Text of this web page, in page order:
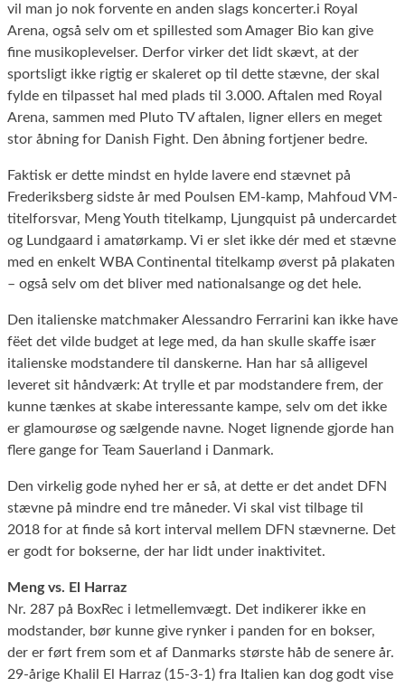
vil man jo nok forvente en anden slags koncerter.i Royal
Arena, også selv om et spillested som Amager Bio kan give
fine musikoplevelser. Derfor virker det lidt skævt, at der
sportsligt ikke rigtig er skaleret op til dette stævne, der skal
fylde en tilpasset hal med plads til 3.000. Aftalen med Royal
Arena, sammen med Pluto TV aftalen, ligner ellers en meget
stor åbning for Danish Fight. Den åbning fortjener bedre.
Faktisk er dette mindst en hylde lavere end stævnet på
Frederiksberg sidste år med Poulsen EM-kamp, Mahfoud VM-
titelforsvar, Meng Youth titelkamp, Ljungquist på undercardet
og Lundgaard i amatørkamp. Vi er slet ikke dér med et stævne
med en enkelt WBA Continental titelkamp øverst på plakaten
– også selv om det bliver med nationalsange og det hele.
Den italienske matchmaker Alessandro Ferrarini kan ikke have
fëet det vilde budget at lege med, da han skulle skaffe især
italienske modstandere til danskerne. Han har så alligevel
leveret sit håndværk: At trylle et par modstandere frem, der
kunne tænkes at skabe interessante kampe, selv om det ikke
er glamourøse og sælgende navne. Noget lignende gjorde han
flere gange for Team Sauerland i Danmark.
Den virkelig gode nyhed her er så, at dette er det andet DFN
stævne på mindre end tre måneder. Vi skal vist tilbage til
2018 for at finde så kort interval mellem DFN stævnerne. Det
er godt for bokserne, der har lidt under inaktivitet.
Meng vs. El Harraz
Nr. 287 på BoxRec i letmellemvægt. Det indikerer ikke en
modstander, bør kunne give rynker i panden for en bokser,
der er ført frem som et af Danmarks største håb de senere år.
29-årige Khalil El Harraz (15-3-1) fra Italien kan dog godt vise